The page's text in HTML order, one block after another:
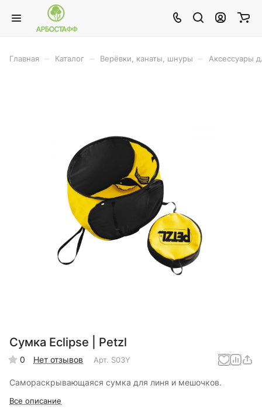
Главная Каталог Верёвки, канаты, шнуры Аксессуары
Сумка Eclipse | Petzl
0 Нет отзывов Арт. S03Y
Самораскрывающаяся сумка для линя и мешочков.
Все описание